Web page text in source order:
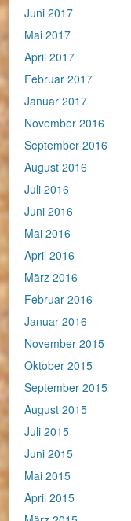
Juni 2017
Mai 2017
April 2017
Februar 2017
Januar 2017
November 2016
September 2016
August 2016
Juli 2016
Juni 2016
Mai 2016
April 2016
März 2016
Februar 2016
Januar 2016
November 2015
Oktober 2015
September 2015
August 2015
Juli 2015
Juni 2015
Mai 2015
April 2015